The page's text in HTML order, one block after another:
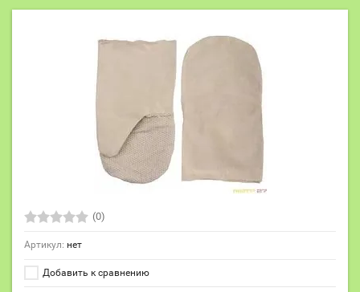
(0)
Артикул: нет
Добавить к сравнению